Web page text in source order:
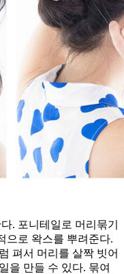
. 포니테일로 머리묶기
으로 왁스를 뿌려준다.
펴서 머리를 살짝 빗어
을 만들 수 있다. 묶여